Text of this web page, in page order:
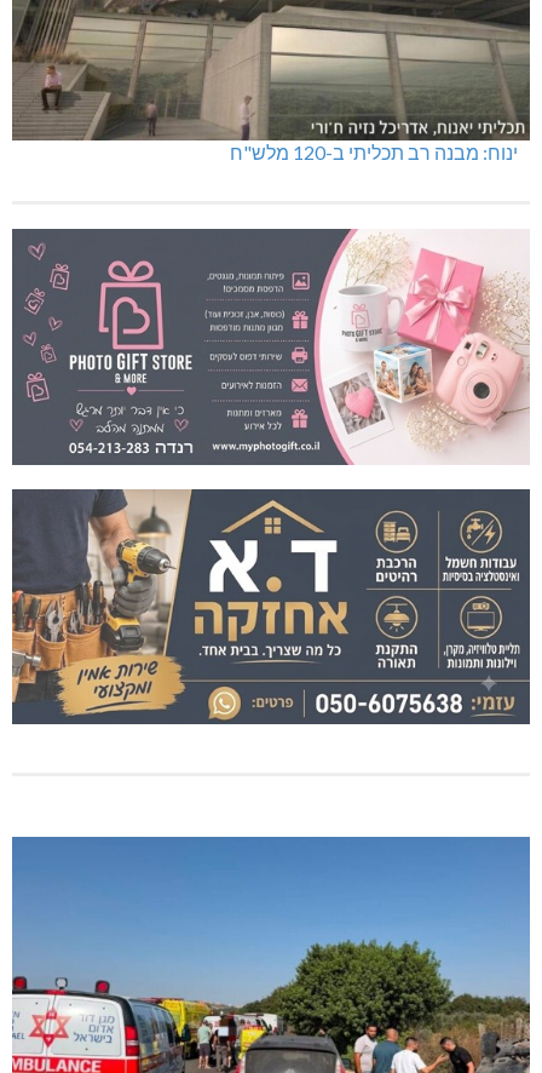
ינוח: מבנה רב תכליתי ב-120 מלש"ח